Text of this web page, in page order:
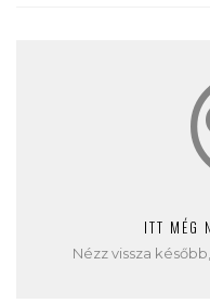
ITT MÉG
Nézz vissza